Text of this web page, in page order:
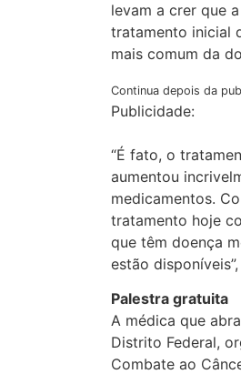
levam a crer que
tratamento inicial
mais comum da
Continua depois da
Publicidade:
“É fato, o
aumentou
medicamentos.
tratamento hoje
que têm doença
estão
Palestra gratuita
A médica que
Distrito Federal,
Combate ao